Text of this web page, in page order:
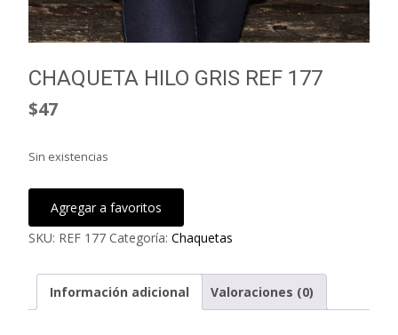
CHAQUETA HILO GRIS REF 177
$47
Sin existencias
Agregar a favoritos
SKU: REF 177 Categoría: Chaquetas
Información adicional Valoraciones (0)